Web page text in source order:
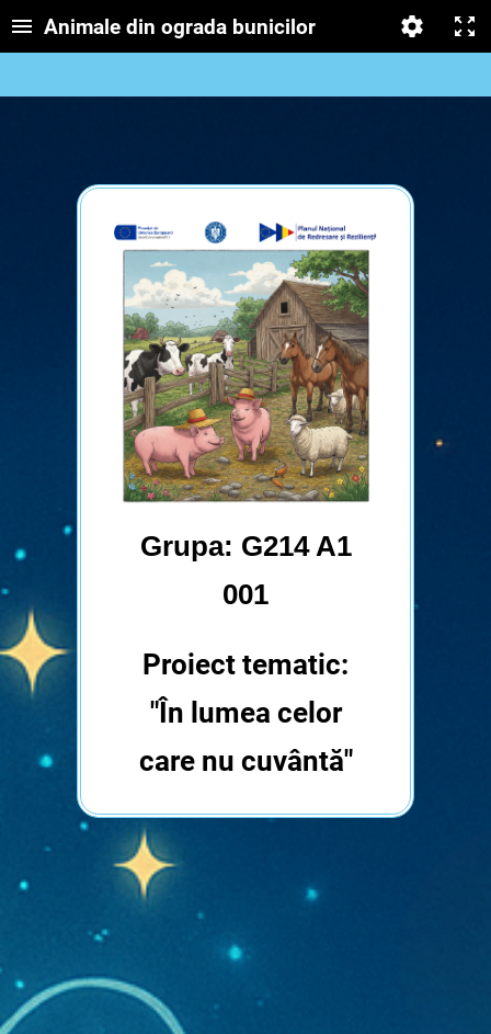
Animale din ograda bunicilor
Grupa: G214 A1
001
Proiect tematic:
"În lumea celor
care nu cuvântă"